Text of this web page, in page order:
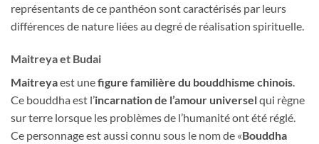
représentants de ce panthéon sont caractérisés par leurs
différences de nature liées au degré de réalisation spirituelle.
Maitreya et Budai
Maitreyaest unefigure familière du bouddhisme chinois.
Ce bouddha est l’incarnation de l’amour universelqui règne
sur terre lorsque les problèmes de l’humanité ont été réglé.
Ce personnage est aussi connu sous le nom de «Bouddha